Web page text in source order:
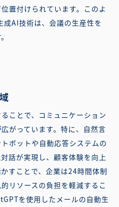
置付けられています。このよ
AI技術は、会議の生産性を
ことで、コミュニケーション
がっています。特に、自然言
ボットや自動応答システムの
話が実現し、顧客体験を向上
すことで、企業は24時間体制
リソースの負担を軽減するこ
を使用したメールの自動生